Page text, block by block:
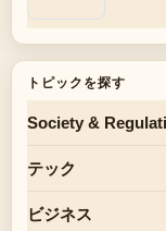
トピックを探す
Society &
テック
ビジネス